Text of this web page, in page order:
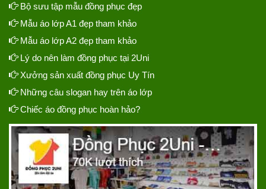
Bộ sưu tập mẫu đồng phục đẹp
Mẫu áo lớp A1 đẹp tham khảo
Mẫu áo lớp A2 đẹp tham khảo
Lý do nên làm đồng phục tại 2Uni
Xưởng sản xuất đồng phục Uy Tín
Những câu slogan hay trên áo lớp
Chiếc áo đồng phục hoàn hảo?